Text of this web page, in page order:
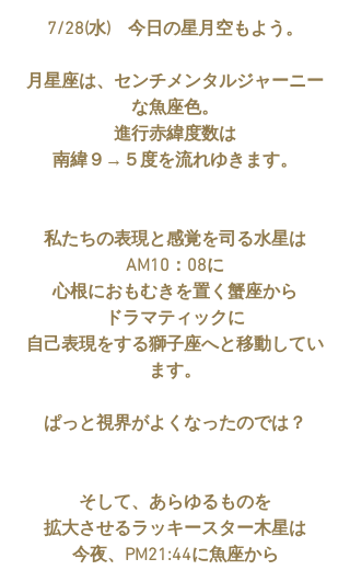
7/28(水)　今日の星月空もよう。
月星座は、センチメンタルジャーニー
な魚座色。
進行赤緯度数は
南緯９→５度を流れゆきます。
私たちの表現と感覚を司る水星は
AM10：08に
心根におもむきを置く蟹座から
ドラマティックに
自己表現をする獅子座へと移動してい
ます。
ぱっと視界がよくなったのでは？
そして、あらゆるものを
拡大させるラッキースター木星は
今夜、PM21:44に魚座から